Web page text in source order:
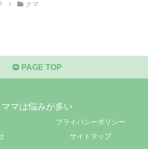
クマ
PAGE TOP
ママは悩みが多い
プライバシーポリシー
サイトマップ